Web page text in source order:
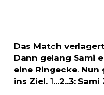
Das Match
Dann gelang Sami
eine Ringecke. Nun
ins Ziel. 1...2..3: